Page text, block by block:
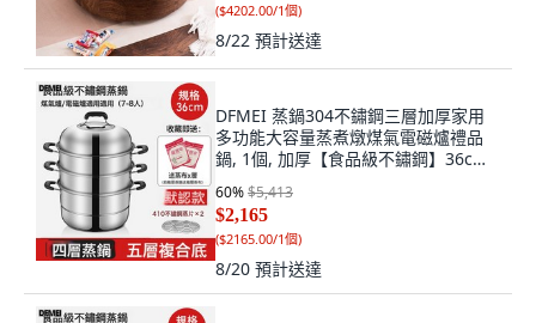
($4202.00/1個)
8/22 預計送達
DFMEI 蒸鍋304不鏽鋼三層加厚家用
多功能大容量蒸煮燉煤氣電磁爐禮品
鍋, 1個, 加厚【食品級不鏽鋼】36cm
四層:如圖
60%$5,413
$2,165
($2165.00/1個)
8/20 預計送達